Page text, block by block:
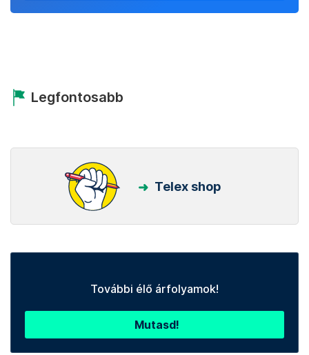
Legfontosabb
Telex shop
További élő árfolyamok!
Mutasd!